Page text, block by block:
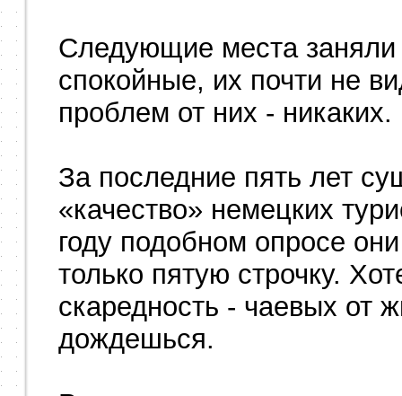
Следующие места
спокойные, их почти не
проблем от них - никаких.
За последние пять лет
«качество» немецких
году подобном опросе
только пятую строчку.
скаредность - чаевых от
дождешься.